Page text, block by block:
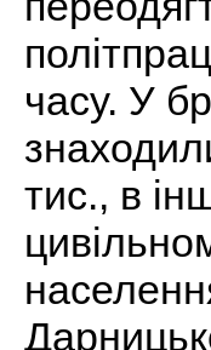
часу. У
тис., в